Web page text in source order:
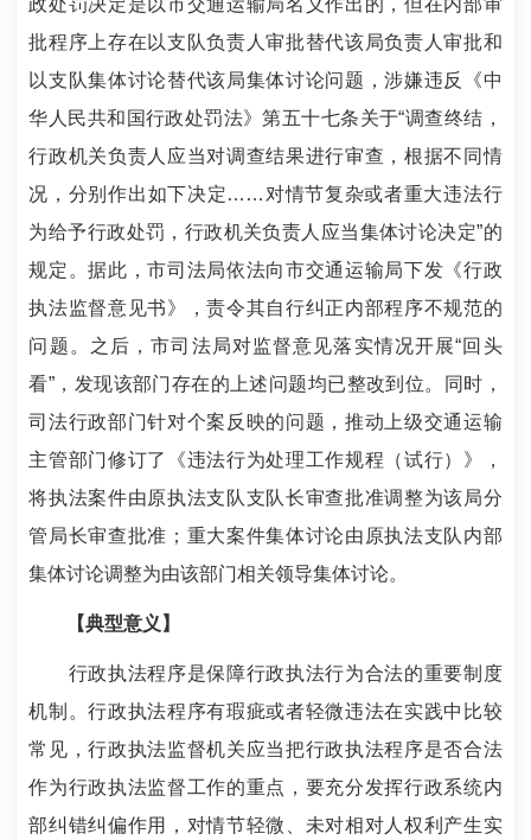
政处罚决定是以市交通运输局名义作出的，但在内部审
批程序上存在以支队负责人审批替代该局负责人审批和
以支队集体讨论替代该局集体讨论问题，涉嫌违反《中
华人民共和国行政处罚法》第五十七条关于“调查终结，
行政机关负责人应当对调查结果进行审查，根据不同情
况，分别作出如下决定……对情节复杂或者重大违法行
为给予行政处罚，行政机关负责人应当集体讨论决定”的
规定。据此，市司法局依法向市交通运输局下发《行政
执法监督意见书》，责令其自行纠正内部程序不规范的
问题。之后，市司法局对监督意见落实情况开展“回头
看”，发现该部门存在的上述问题均已整改到位。同时，
司法行政部门针对个案反映的问题，推动上级交通运输
主管部门修订了《违法行为处理工作规程（试行）》，
将执法案件由原执法支队支队长审查批准调整为该局分
管局长审查批准；重大案件集体讨论由原执法支队内部
集体讨论调整为由该部门相关领导集体讨论。
【典型意义】
行政执法程序是保障行政执法行为合法的重要制度
机制。行政执法程序有瑕疵或者轻微违法在实践中比较
常见，行政执法监督机关应当把行政执法程序是否合法
作为行政执法监督工作的重点，要充分发挥行政系统内
部纠错纠偏作用，对情节轻微、未对相对人权利产生实